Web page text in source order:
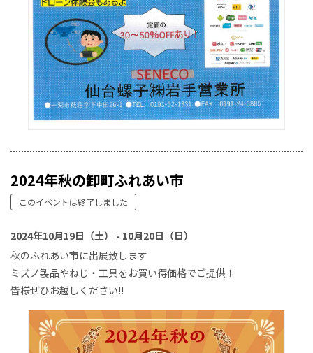
2024年秋の卸町ふれあい市
このイベントは終了しました
2024年10月19日（土） - 10月20日（日）
秋のふれあい市に出展致します
ミズノ製品やねじ・工具をお買い得価格でご提供！
皆様ぜひお越しください!!